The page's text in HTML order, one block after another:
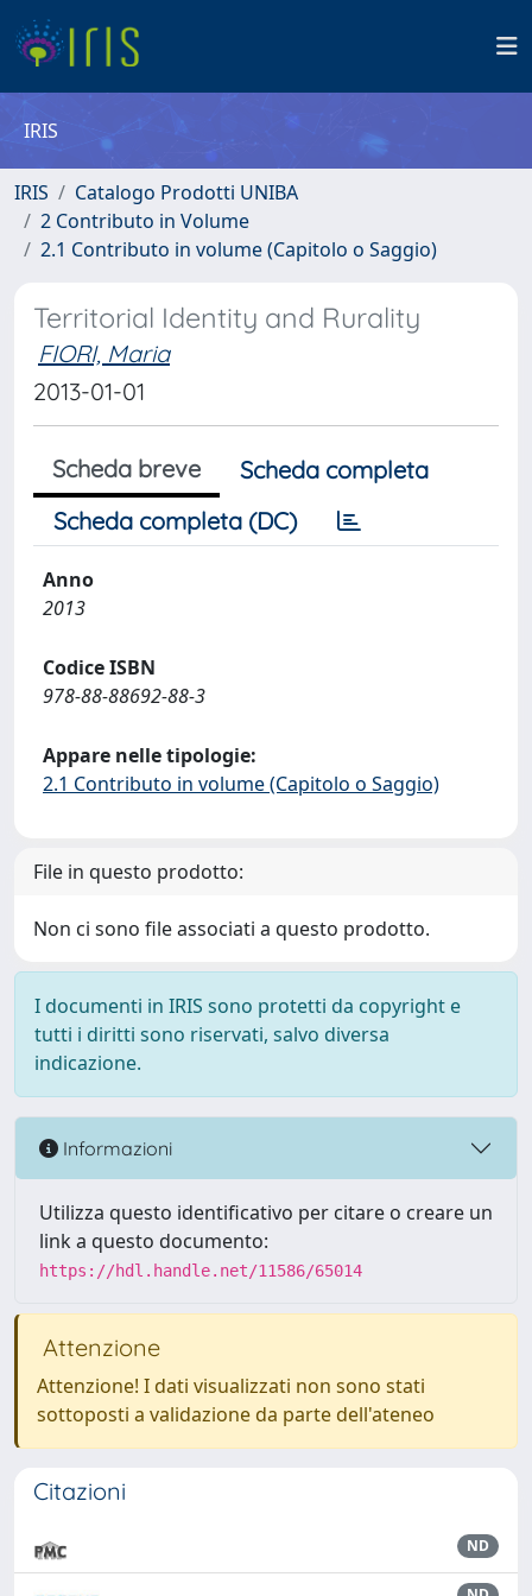
IRIS
IRIS
Catalogo Prodotti UNIBA
2 Contributo in Volume
2.1 Contributo in volume (Capitolo o Saggio)
Territorial Identity and Rurality
FIORI, Maria
2013-01-01
Scheda breve
Scheda completa
Scheda completa (DC)
Anno
2013
Codice ISBN
978-88-88692-88-3
Appare nelle tipologie:
2.1 Contributo in volume (Capitolo o Saggio)
File in questo prodotto:
Non ci sono file associati a questo prodotto.
I documenti in IRIS sono protetti da copyright e
tutti i diritti sono riservati, salvo diversa
indicazione.
Informazioni
Utilizza questo identificativo per citare o creare un
link a questo documento:
https://hdl.handle.net/11586/65014
Attenzione
Attenzione! I dati visualizzati non sono stati
sottoposti a validazione da parte dell'ateneo
Citazioni
ND